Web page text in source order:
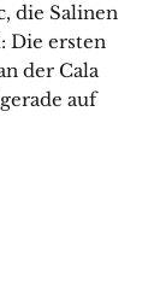
die Salinen
Die ersten
der Cala
auf